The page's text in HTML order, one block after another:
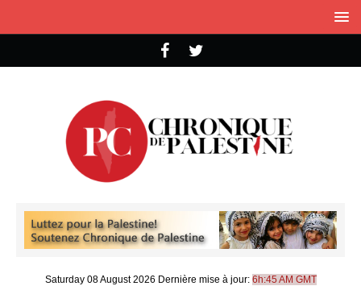
Saturday 08 August 2026 Dernière mise à jour: 6h:45 AM GMT